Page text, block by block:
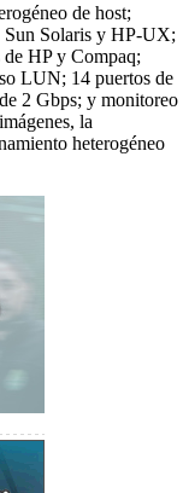
de host;
Solaris y HP-UX;
HP y Compaq;
LUN; 14 puertos de
2 Gbps; y monitoreo
la
heterogéneo